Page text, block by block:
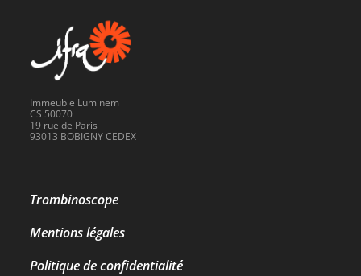
Immeuble Luminem
CS 50070
19 rue de Paris
93013 BOBIGNY CEDEX
Trombinoscope
Mentions légales
Politique de confidentialité